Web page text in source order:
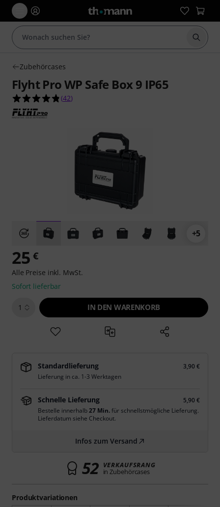
Suche
Zubehörcases
Flyht Pro WP Safe Box 9 IP65
4.8 von 5 Sternen aus 42 Kundenbewertungen
(42)
+5
Produktvariationen
25 €
Alle Preise inkl. MwSt.
Sofort lieferbar
1 IN DEN WARENKORB
Standardlieferung
3,90 €
Lieferung in ca. 1-3 Werktagen
Schnelle Lieferung
5,90 €
Bestelle innerhalb27 Min.für schnellstmögliche Lieferung.
Lieferdatum siehe Checkout.
Infos zum Versand
52 VERKAUFSRANG
in Zubehörcases